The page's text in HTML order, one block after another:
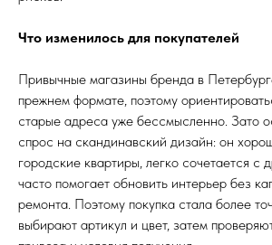
Что изменилось для покупателей
Привычные магазины бренда в
прежнем формате, поэтому
старые адреса уже бессмысленно. Зато
спрос на скандинавский дизайн: он
городские квартиры, легко сочетается с
часто помогает обновить интерьер без
ремонта. Поэтому покупка стала более
выбирают артикул и цвет, затем